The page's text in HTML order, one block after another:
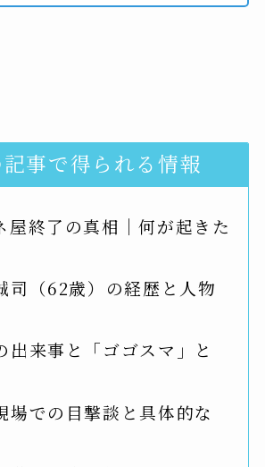
記事で得られる情報
屋終了の真相｜何が起きた
司（62歳）の経歴と人物
出来事と「ゴゴスマ」と
場での目撃談と具体的な